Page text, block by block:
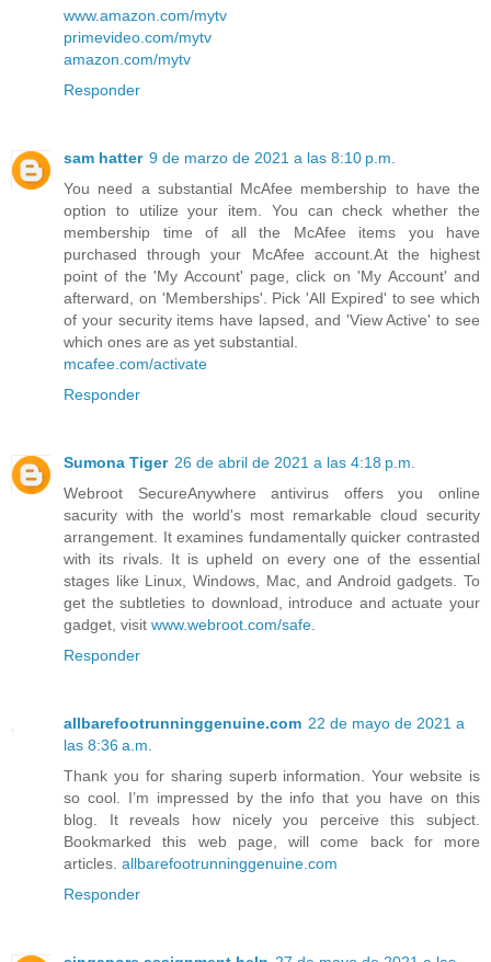
www.amazon.com/mytv
primevideo.com/mytv
amazon.com/mytv
Responder
sam hatter 9 de marzo de 2021 a las 8:10 p.m.
You need a substantial McAfee membership to have the
option to utilize your item. You can check whether the
membership time of all the McAfee items you have
purchased through your McAfee account.At the highest
point of the 'My Account' page, click on 'My Account' and
afterward, on 'Memberships'. Pick 'All Expired' to see which
of your security items have lapsed, and 'View Active' to see
which ones are as yet substantial.
mcafee.com/activate
Responder
Sumona Tiger 26 de abril de 2021 a las 4:18 p.m.
Webroot SecureAnywhere antivirus offers you online
sacurity with the world's most remarkable cloud security
arrangement. It examines fundamentally quicker contrasted
with its rivals. It is upheld on every one of the essential
stages like Linux, Windows, Mac, and Android gadgets. To
get the subtleties to download, introduce and actuate your
gadget, visit www.webroot.com/safe.
Responder
allbarefootrunninggenuine.com 22 de mayo de 2021 a
las 8:36 a.m.
Thank you for sharing superb information. Your website is
so cool. I’m impressed by the info that you have on this
blog. It reveals how nicely you perceive this subject.
Bookmarked this web page, will come back for more
articles. allbarefootrunninggenuine.com
Responder